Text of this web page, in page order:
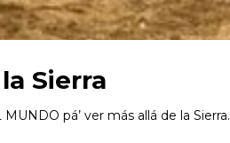
Sierra
pá’ ver más allá de la Sierra.